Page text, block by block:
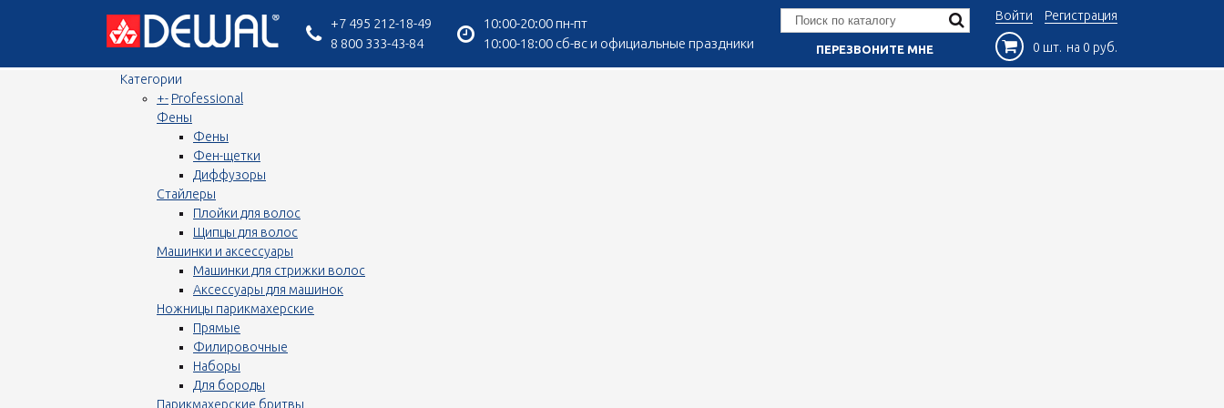
+7 495 212-18-49
8 800 333-43-84
10:00-20:00 пн-пт
10:00-18:00 сб-вс и официальные праздники
ПЕРЕЗВОНИТЕ МНЕ
Войти Регистрация
0 шт. на 0 руб.
Категории
+- Professional
Фены
Фены
Фен-щетки
Диффузоры
Стайлеры
Плойки для волос
Щипцы для волос
Машинки и аксессуары
Машинки для стрижки волос
Аксессуары для машинок
Ножницы парикмахерские
Прямые
Филировочные
Наборы
Для бороды
Парикмахерские бритвы